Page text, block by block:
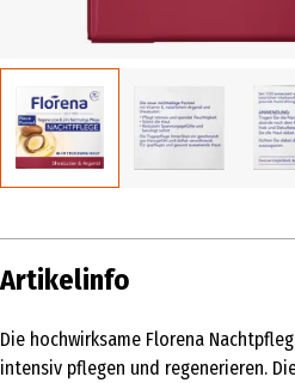
Artikelinfo
Die hochwirksame Florena
intensiv pflegen und regenerieren.